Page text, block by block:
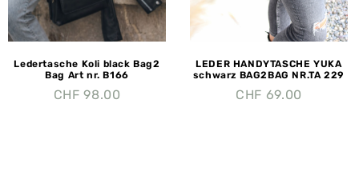
Ledertasche Koli black Bag2
Bag Art nr. B166
CHF 98.00
LEDER HANDYTASCHE YUKA
schwarz BAG2BAG NR.TA 229
CHF 69.00